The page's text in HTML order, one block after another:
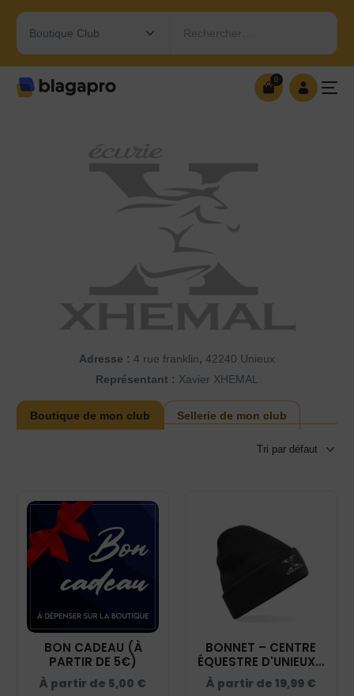
Rechercher…
0
Adresse : 4 rue franklin, 42240 Unieux
Représentant : Xavier XHEMAL
Boutique de mon club Sellerie de mon club
BON CADEAU (À
PARTIR DE 5€)
À partir de 5,00 €
BONNET – CENTRE
ÉQUESTRE D'UNIEUX -
NOIR - BF045
À partir de 19,99 €